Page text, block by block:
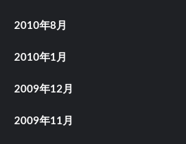
2010年8月
2010年1月
2009年12月
2009年11月